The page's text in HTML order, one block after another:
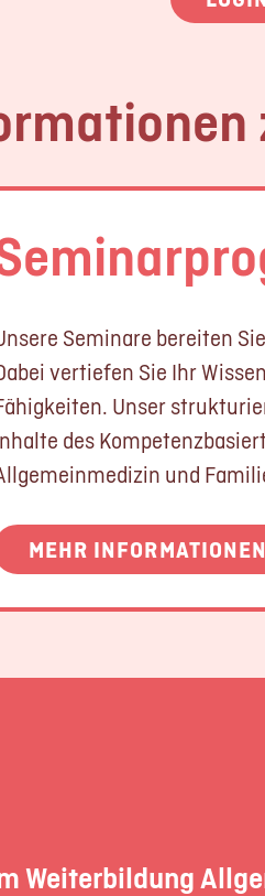
Seminare bereiten
vertiefen Sie Ihr
Unser
des
und
MEHR INFORMATIONEN
Weiterbildung